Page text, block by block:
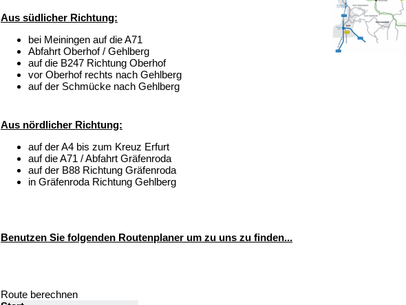
Aus südlicher Richtung:
bei Meiningen auf die A71
Abfahrt Oberhof / Gehlberg
auf die B247 Richtung Oberhof
vor Oberhof rechts nach Gehlberg
auf der Schmücke nach Gehlberg
Aus nördlicher Richtung:
auf der A4 bis zum Kreuz Erfurt
auf die A71 / Abfahrt Gräfenroda
auf der B88 Richtung Gräfenroda
in Gräfenroda Richtung Gehlberg
Benutzen Sie folgenden Routenplaner um zu uns zu finden...
Route berechnen